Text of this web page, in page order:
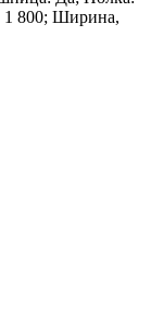
1 800; Ширина,